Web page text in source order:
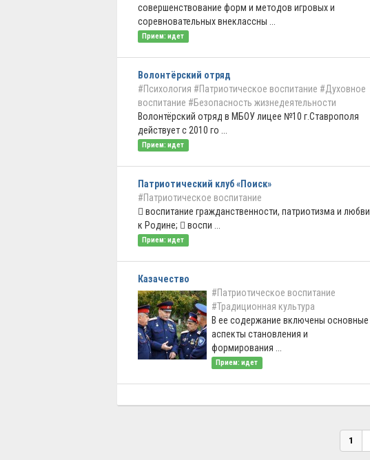
совершенствование форм и методов игровых и
соревновательных внеклассны ...
Прием: идет
Волонтёрский отряд
#Психология #Патриотическое воспитание #Духовное
воспитание #Безопасность жизнедеятельности
Волонтёрский отряд в МБОУ лицее №10 г.Ставрополя
действует с 2010 го ...
Прием: идет
Патриотический клуб «Поиск»
#Патриотическое воспитание
 воспитание гражданственности, патриотизма и любви
к Родине;  воспи ...
Прием: идет
Казачество
#Патриотическое воспитание
#Традиционная культура
В ее содержание включены основные
аспекты становления и
формирования ...
Прием: идет
1